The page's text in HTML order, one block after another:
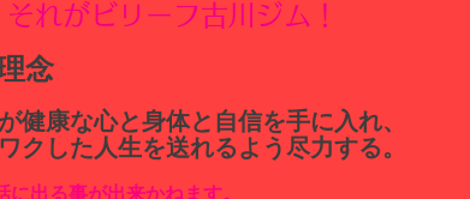
れがビリーフ古川ジム！
念
健康な心と身体と自信を手に入れ、
クした人生を送れるよう尽力する。
出る事が出来かねます。